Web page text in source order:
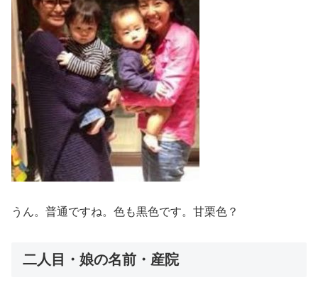
うん。普通ですね。色も黒色です。甘栗色？
二人目・娘の名前・産院